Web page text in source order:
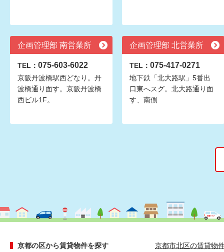
企画管理部 南営業所
TEL： 075-603-6022
京阪丹波橋駅西どなり。丹
波橋通り面す。京阪丹波橋
西ビル1F。
企画管理部 北営業所
TEL： 075-417-0271
地下鉄「北大路駅」5番出
口東へスグ。北大路通り面
す、南側
京都の区から賃貸物件を探す
京都市北区の賃貸物